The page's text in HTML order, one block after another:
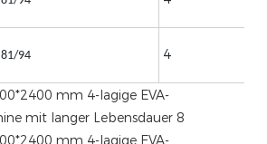
81/94 4